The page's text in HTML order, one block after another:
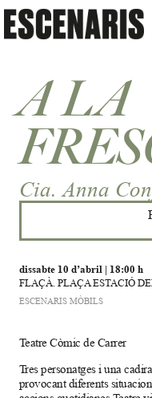
A LA
Cia. Anna
dissabte 10 d’abril| 18:00 h
FLAÇÀ. PLAÇA ESTACIÓ
ESCENARIS MÒBILS
Teatre Còmic de Carrer
Tres personatges i una
provocant diferents